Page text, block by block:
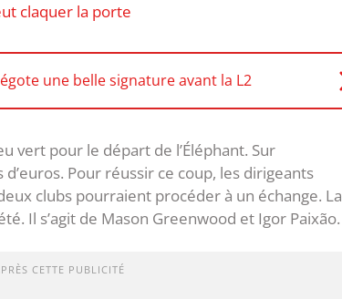
claquer la porte
une belle signature avant la L2
vert pour le départ de l’Éléphant. Sur
Pour réussir ce coup, les dirigeants
clubs pourraient procéder à un échange. La
Il s’agit de Mason Greenwood et Igor Paixão.
CETTE PUBLICITÉ